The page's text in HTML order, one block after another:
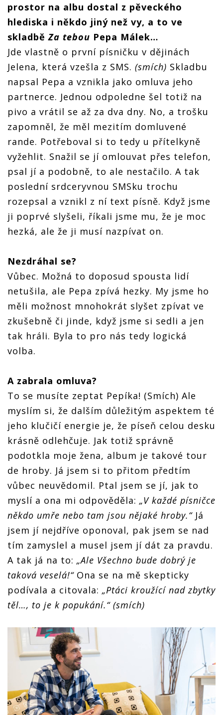
prostor na albu dostal z pěveckého
hlediska i někdo jiný než vy, a to ve
skladběZa tebou Pepa Málek…
Jde vlastně o první písničku v dějinách
Jelena, která vzešla z SMS. (smích) Skladbu
napsal Pepa a vznikla jako omluva jeho
partnerce. Jednou odpoledne šel totiž na
pivo a vrátil se až za dva dny. No, a trošku
zapomněl, že měl mezitím domluvené
rande. Potřeboval si to tedy u přítelkyně
vyžehlit. Snažil se jí omlouvat přes telefon,
psal jí a podobně, to ale nestačilo. A tak
poslední srdceryvnou SMSku trochu
rozepsal a vznikl z ní text písně. Když jsme
ji poprvé slyšeli, říkali jsme mu, že je moc
hezká, ale že ji musí nazpívat on.
Nezdráhal se?
Vůbec. Možná to doposud spousta lidí
netušila, ale Pepa zpívá hezky. My jsme ho
měli možnost mnohokrát slyšet zpívat ve
zkušebně či jinde, když jsme si sedli a jen
tak hráli. Byla to pro nás tedy logická
volba.
A zabrala omluva?
To se musíte zeptat Pepíka! (Smích) Ale
myslím si, že dalším důležitým aspektem té
jeho klučičí energie je, že píseň celou desku
krásně odlehčuje. Jak totiž správně
podotkla moje žena, album je takové tour
de hroby. Já jsem si to přitom předtím
vůbec neuvědomil. Ptal jsem se jí, jak to
myslí a ona mi odpověděla: „V každé písničce
někdo umře nebo tam jsou nějaké hroby.“Já
jsem jí nejdříve oponoval, pak jsem se nad
tím zamyslel a musel jsem jí dát za pravdu.
A tak já na to: „Ale Všechno bude dobrý je
taková veselá!“Ona se na mě skepticky
podívala a citovala: „Ptáci kroužící nad zbytky
těl…, to je k popukání.“ (smích)